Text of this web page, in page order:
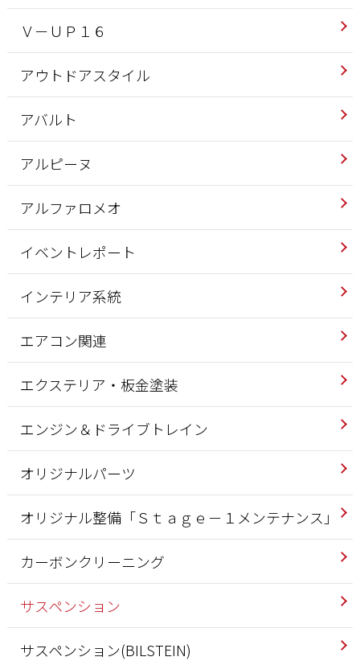
Ｖ－ＵＰ１６
アウトドアスタイル
アバルト
アルピーヌ
アルファロメオ
イベントレポート
インテリア系統
エアコン関連
エクステリア・板金塗装
エンジン＆ドライブトレイン
オリジナルパーツ
オリジナル整備「Ｓｔａｇｅ－１メンテナンス」
カーボンクリーニング
サスペンション
サスペンション(BILSTEIN)